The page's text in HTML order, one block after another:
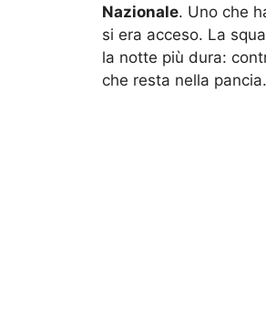
Nazionale. Uno che
si era acceso. La
la notte più dura:
che resta nella